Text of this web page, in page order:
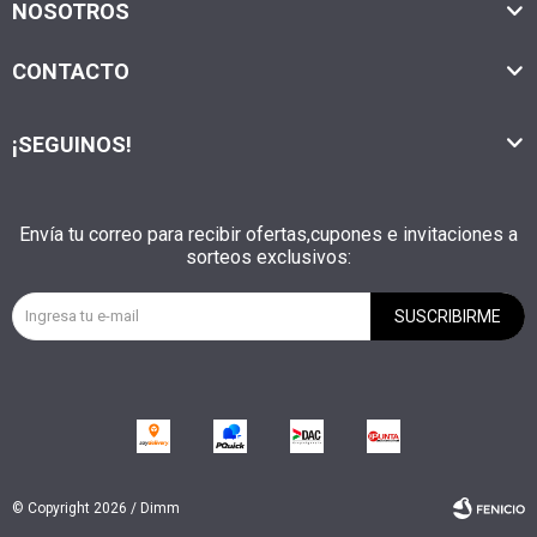
NOSOTROS
CONTACTO
Envía tu correo para recibir ofertas,cupones e invitaciones a
sorteos exclusivos:
SUSCRIBIRME
¡SEGUINOS!
© Copyright 2026 / Dimm